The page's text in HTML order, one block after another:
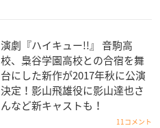
演劇『ハイキュー!!』 音駒高
校、梟谷学園高校との合宿を舞
台にした新作が2017年秋に公演
決定！影山飛雄役に影山達也さ
んなど新キャストも！
11コメント